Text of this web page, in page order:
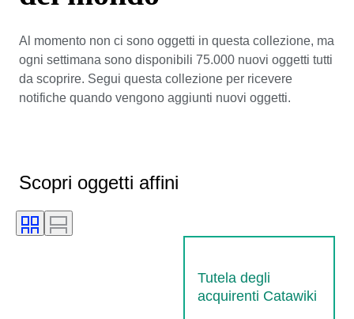
Al momento non ci sono oggetti in questa collezione, ma
ogni settimana sono disponibili 75.000 nuovi oggetti tutti
da scoprire. Segui questa collezione per ricevere
notifiche quando vengono aggiunti nuovi oggetti.
Scopri oggetti affini
Tutela degli
acquirenti Catawiki